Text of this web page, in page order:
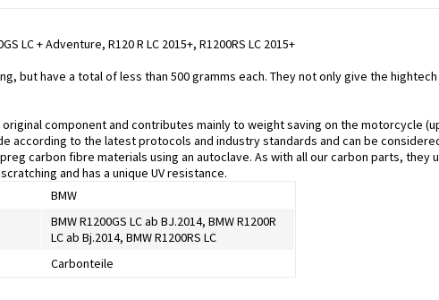
LC + Adventure, R120 R LC 2015+, R1200RS LC 2015+
but have a total of less than 500 gramms each. They not only give the
component and contributes mainly to weight saving on the motorcycle
according to the latest protocols and industry standards and can be
carbon fibre materials using an autoclave. As with all our carbon parts,
and has a unique UV resistance.
BMW
BMW R1200GS LC ab BJ.2014, BMW R1200R
LC ab Bj.2014, BMW R1200RS LC
Carbonteile